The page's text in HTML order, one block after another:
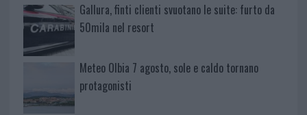
Gallura, finti clienti svuotano le suite: furto da
50mila nel resort
Meteo Olbia 7 agosto, sole e caldo tornano
protagonisti